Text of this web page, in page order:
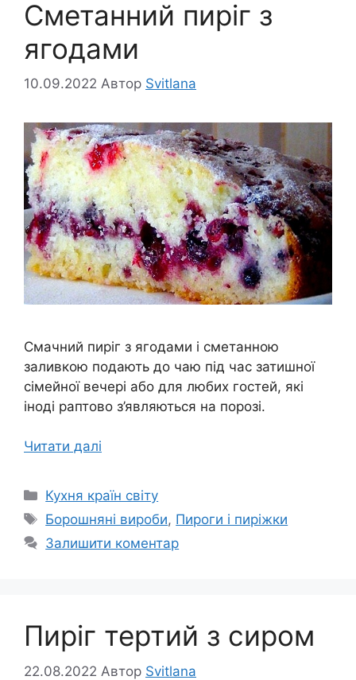
Сметанний пиріг з
ягодами
10.09.2022 Автор Svitlana
Смачний пиріг з ягодами і сметанною
заливкою подають до чаю під час затишної
сімейної вечері або для любих гостей, які
іноді раптово з’являються на порозі.
Читати далі
Категорії
Кухня країн світу
Позначки
Борошняні вироби, Пироги і пиріжки
Залишити коментар
Пиріг тертий з сиром
22.08.2022 Автор Svitlana